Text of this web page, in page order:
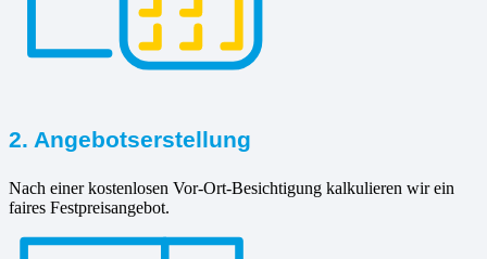
2. Angebotserstellung
Nach einer kostenlosen Vor-Ort-Besichtigung kalkulieren wir ein
faires Festpreisangebot.